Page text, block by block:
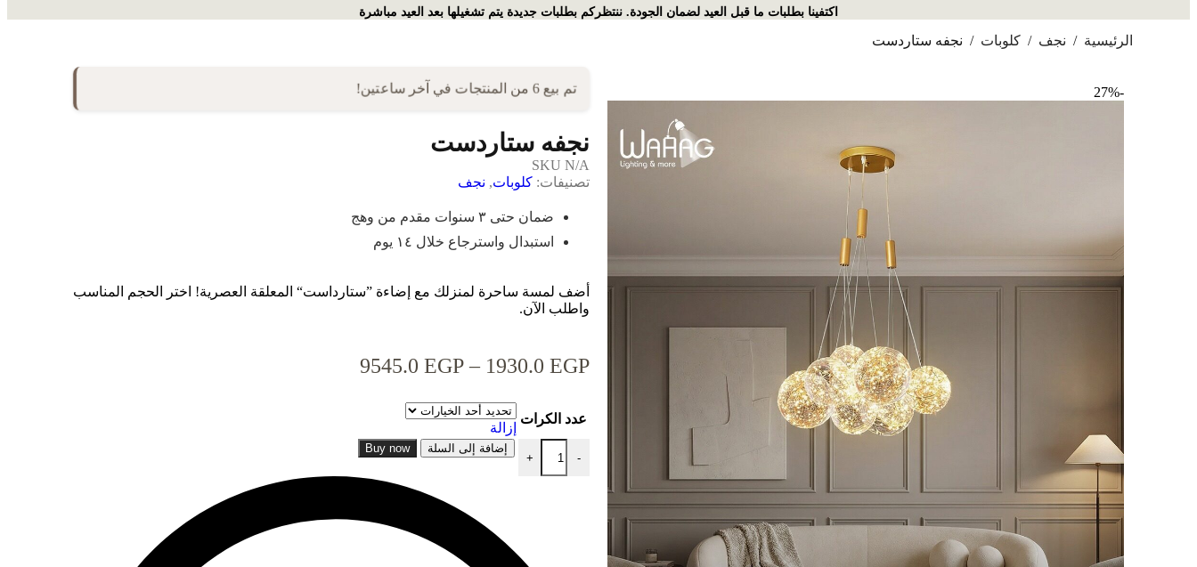
اكتفينا بطلبات ما قبل العيد لضمان الجودة. ننتظركم بطلبات جديدة يتم تشغيلها بعد العيد مباشرة
الرئيسية / نجف / كلوبات / نجفه ستاردست
-27% تم بيع 6 من المنتجات في آخر ساعتين!
نجفه ستاردست
SKU N/A
تصنيفات: كلوبات, نجف
ضمان حتى ٣ سنوات مقدم من وهج
استبدال واسترجاع خلال ١٤ يوم
أضف لمسة ساحرة لمنزلك مع إضاءة ”ستارداست“ المعلقة العصرية! اختر الحجم المناسب
واطلب الآن.
1930.0 EGP
–
9545.0 EGP
عدد الكرات
إزالة
-
+
إضافة إلى السلة Buy now